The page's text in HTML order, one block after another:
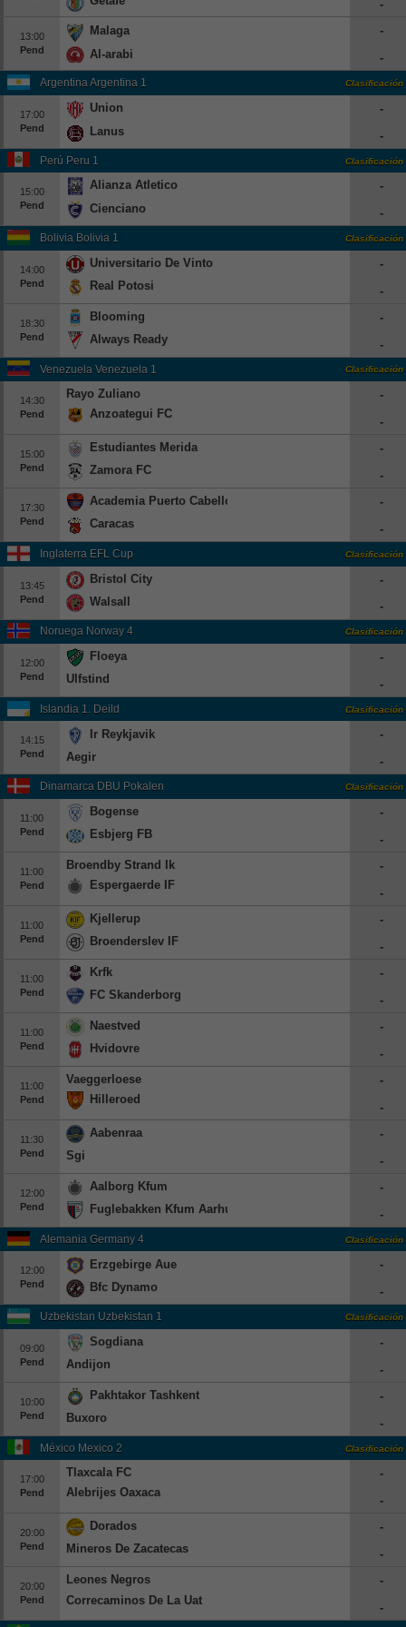
-
13:00
Pend
Malaga
Al-arabi
-
-
Argentina Argentina 1 Clasificación
17:00
Pend
Union
Lanus
-
-
Perú Peru 1 Clasificación
15:00
Pend
Alianza Atletico
Cienciano
-
-
Bolivia Bolivia 1 Clasificación
14:00
Pend
Universitario De Vinto
Real Potosi
-
-
18:30
Pend
Blooming
Always Ready
-
-
Venezuela Venezuela 1 Clasificación
14:30
Pend
Rayo Zuliano
Anzoategui FC
-
-
15:00
Pend
Estudiantes Merida
Zamora FC
-
-
17:30
Pend
Academia Puerto Cabello
Caracas
-
-
Inglaterra EFL Cup Clasificación
13:45
Pend
Bristol City
Walsall
-
-
Noruega Norway 4 Clasificación
12:00
Pend
Floeya
Ulfstind
-
-
Islandia 1. Deild Clasificación
14:15
Pend
Ir Reykjavik
Aegir
-
-
Dinamarca DBU Pokalen Clasificación
11:00
Pend
Bogense
Esbjerg FB
-
-
11:00
Pend
Broendby Strand Ik
Espergaerde IF
-
-
11:00
Pend
Kjellerup
Broenderslev IF
-
-
11:00
Pend
Krfk
FC Skanderborg
-
-
11:00
Pend
Naestved
Hvidovre
-
-
11:00
Pend
Vaeggerloese
Hilleroed
-
-
11:30
Pend
Aabenraa
Sgi
-
-
12:00
Pend
Aalborg Kfum
Fuglebakken Kfum Aarhus
-
-
Alemania Germany 4 Clasificación
12:00
Pend
Erzgebirge Aue
Bfc Dynamo
-
-
Uzbekistan Uzbekistan 1 Clasificación
09:00
Pend
Sogdiana
Andijon
-
-
10:00
Pend
Pakhtakor Tashkent
Buxoro
-
-
México Mexico 2 Clasificación
17:00
Pend
Tlaxcala FC
Alebrijes Oaxaca
-
-
20:00
Pend
Dorados
Mineros De Zacatecas
-
-
20:00
Pend
Leones Negros
Correcaminos De La Uat
-
-
Europa League
Supercopa Europa
Partidos amistosos
Partidos televisados
Baloncesto
Europa
Euroliga
España
ACB
Estados Unidos
Hockey
Fútbol Americano
Clasificación
Casas de Apuestas